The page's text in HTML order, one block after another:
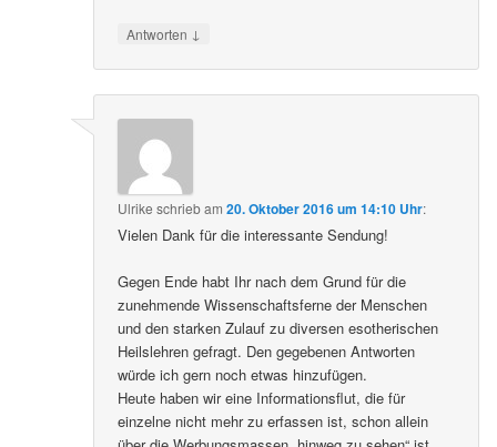
Antworten ↓
Ulrike schriebam20. Oktober 2016 um 14:10 Uhr:
Vielen Dank für die interessante Sendung!
Gegen Ende habt Ihr nach dem Grund für die
zunehmende Wissenschaftsferne der Menschen
und den starken Zulauf zu diversen esotherischen
Heilslehren gefragt. Den gegebenen Antworten
würde ich gern noch etwas hinzufügen.
Heute haben wir eine Informationsflut, die für
einzelne nicht mehr zu erfassen ist, schon allein